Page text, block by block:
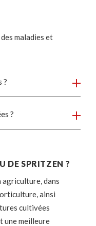
maladies et
?
?
DE SPRITZEN ?
agriculture, dans
ainsi
cultivées
une meilleure